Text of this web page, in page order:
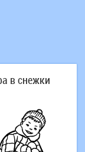
в снежки